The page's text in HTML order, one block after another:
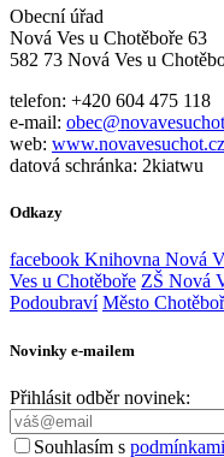
Obecní úřad
Nová Ves u Chotěboře 63
582 73 Nová Ves u
telefon: +420 604 475 118
e-mail:
web: www.novavesuchot.cz
datová schránka: 2kiatwu
Odkazy
facebook Knihovna Nová
Ves u Chotěboře ZŠ Nová
Podoubraví Město Chotěboř
Novinky e-mailem
Přihlásit odběr novinek:
Souhlasím s podmínkami